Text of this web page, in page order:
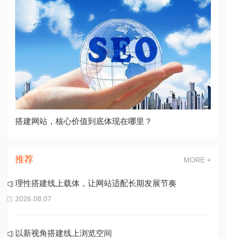
搭建网站，核心价值到底体现在哪里？
推荐 MORE +
理性搭建线上载体，让网站适配长期发展节奏
2026.08.07
以新视角搭建线上浏览空间